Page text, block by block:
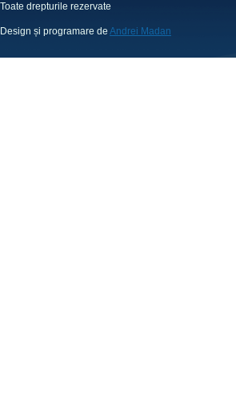
Toate drepturile rezervate
Design și programare de Andrei Madan